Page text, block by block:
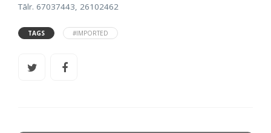
Tālr. 67037443, 26102462
TAGS #IMPORTED